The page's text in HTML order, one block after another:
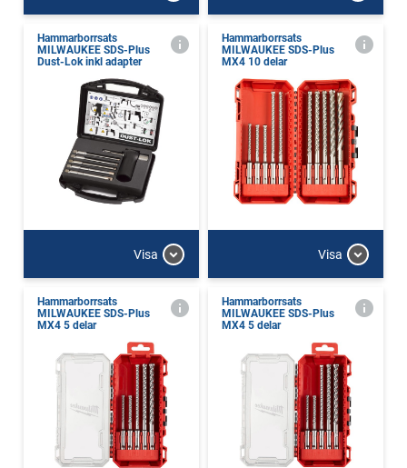
Hammarborrsats
MILWAUKEE SDS-Plus
Dust-Lok inkl adapter
Visa
Hammarborrsats
MILWAUKEE SDS-Plus
MX4 10 delar
Visa
Hammarborrsats
MILWAUKEE SDS-Plus
MX4 5 delar
Hammarborrsats
MILWAUKEE SDS-Plus
MX4 5 delar